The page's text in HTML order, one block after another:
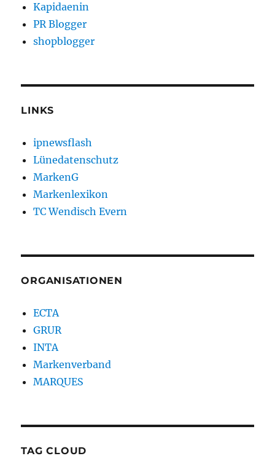
Kapidaenin
PR Blogger
shopblogger
LINKS
ipnewsflash
Lünedatenschutz
MarkenG
Markenlexikon
TC Wendisch Evern
ORGANISATIONEN
ECTA
GRUR
INTA
Markenverband
MARQUES
TAG CLOUD